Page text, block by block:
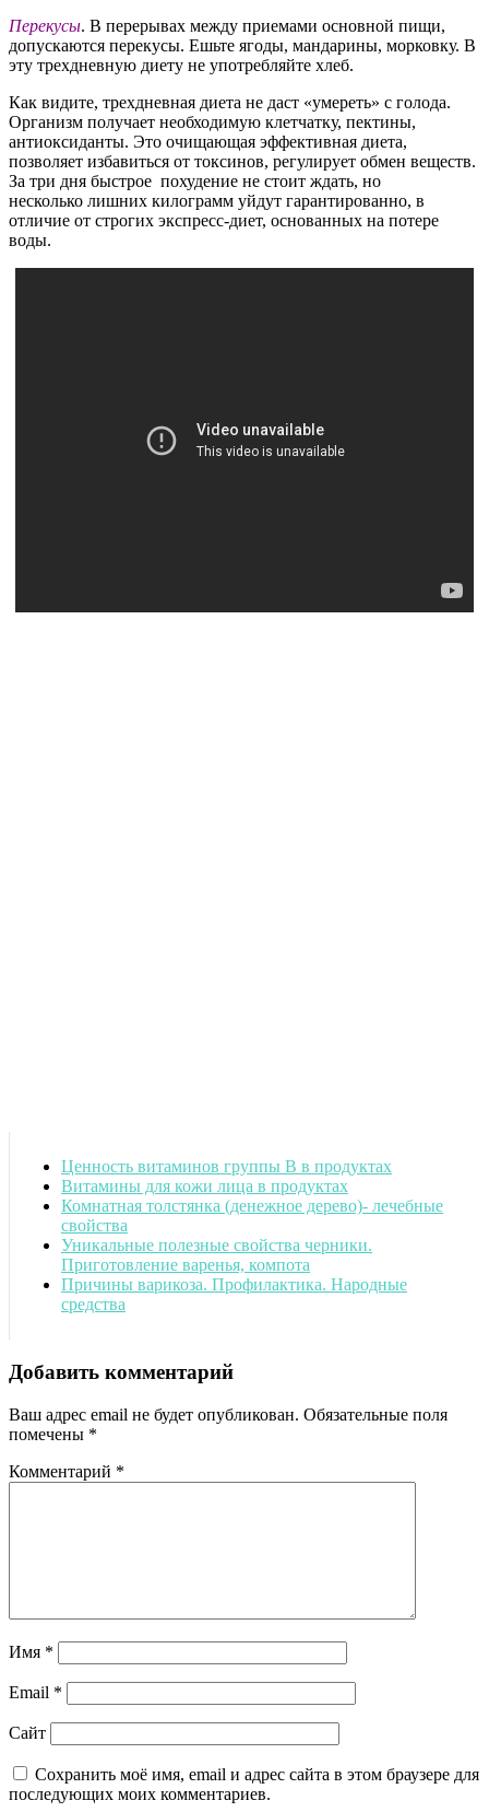
Перекусы. В перерывах между приемами основной пищи,
допускаются перекусы. Ешьте ягоды, мандарины, морковку. В
эту трехдневную диету не употребляйте хлеб.
Как видите, трехдневная диета не даст «умереть» с голода.
Организм получает необходимую клетчатку, пектины,
антиоксиданты. Это очищающая эффективная диета,
позволяет избавиться от токсинов, регулирует обмен веществ.
За три дня быстрое похудение не стоит ждать, но
несколько лишних килограмм уйдут гарантированно, в
отличие от строгих экспресс-диет, основанных на потере
воды.
Ценность витаминов группы B в продуктах
Витамины для кожи лица в продуктах
Комнатная толстянка (денежное дерево)- лечебные
свойства
Уникальные полезные свойства черники.
Приготовление варенья, компота
Причины варикоза. Профилактика. Народные
средства
Добавить комментарий
Ваш адрес email не будет опубликован. Обязательные поля
помечены *
Комментарий *
Имя *
Email *
Сайт
Сохранить моё имя, email и адрес сайта в этом браузере для
последующих моих комментариев.